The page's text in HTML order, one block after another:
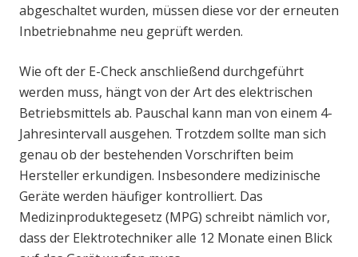
abgeschaltet wurden, müssen diese vor der erneuten
Inbetriebnahme neu geprüft werden.
Wie oft der E-Check anschließend durchgeführt
werden muss, hängt von der Art des elektrischen
Betriebsmittels ab. Pauschal kann man von einem 4-
Jahresintervall ausgehen. Trotzdem sollte man sich
genau ob der bestehenden Vorschriften beim
Hersteller erkundigen. Insbesondere medizinische
Geräte werden häufiger kontrolliert. Das
Medizinproduktegesetz (MPG) schreibt nämlich vor,
dass der Elektrotechniker alle 12 Monate einen Blick